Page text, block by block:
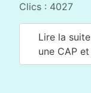
Clics : 4027
Lire la
une CAP